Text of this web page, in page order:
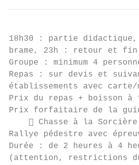
18h30 : partie
brame, 23h : retour et
Groupe : minimum 4
Repas : sur devis et
établissements avec carte/
Prix du repas +
Prix forfaitaire de la
     Chasse à la Sorcière
Rallye pédestre avec
Durée : de 2 heures à 4
(attention, restrictions